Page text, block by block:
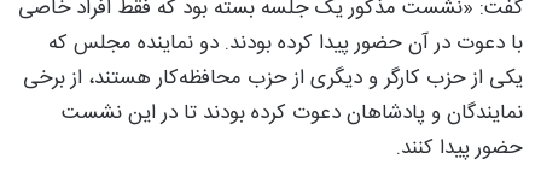
گفت: «نشست مذکور یک جلسه بسته بود که فقط افراد خاصی
با دعوت در آن حضور پیدا کرده بودند. دو نماینده مجلس که
یکی از حزب کارگر و دیگری از حزب محافظه‌کار هستند، از برخی
نمایندگان و پادشاهان دعوت کرده بودند تا در این نشست
حضور پیدا کنند.